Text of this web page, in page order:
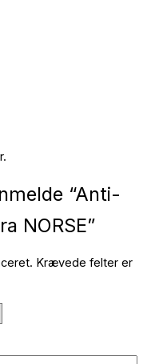
“Anti-
NORSE”
Krævede felter er